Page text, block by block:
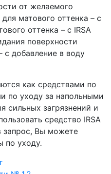
от желаемого
матового оттенка – с
оттенка – с IRSA
поверхности
с добавление в воду
как средствами по
по уходу за напольными
сильных загрязнений и
средство IRSA
запрос, Вы можете
по уходу.